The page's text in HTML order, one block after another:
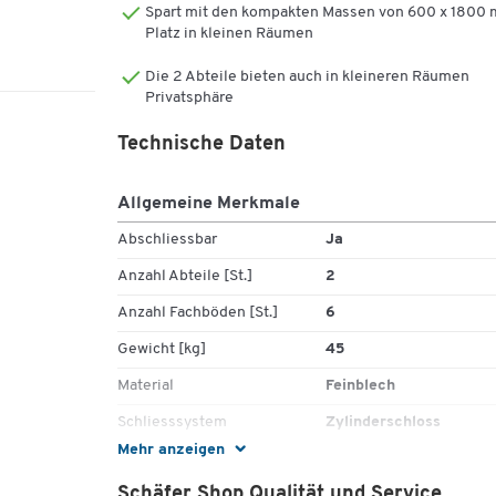
Garderobenspinde betragen jeweils B 300 x T 457 x H
1800 mm. Die Anlieferung erfolgt zerlegt für die
Eintürige Garderobenspinde aus
einbrennlackiertem Qualitätsfeinblech
Jeweils durchgehende Flügeltür mit
Lüftungsschlitzen
Farbe Korpus und Türen: jeweils lichtgrau (RAL
7035)
Innenausstattung Spind 1:
2 Einlegeböden
Spart mit den kompakten Massen von 600 x 1800
Platz in kleinen Räumen
Die 2 Abteile bieten auch in kleineren Räumen
Privatsphäre
Mehr anzeigen
Technische Daten
Allgemeine Merkmale
Abschliessbar Ja
Anzahl Abteile [St.] 2
Anzahl Fachböden [St.] 6
Gewicht [kg] 45
Material Feinblech
Schliesssystem Zylinderschloss
Unterbau